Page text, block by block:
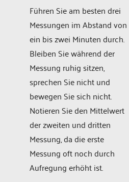
Führen Sie am besten drei
Messungen im Abstand von
ein bis zwei Minuten durch.
Bleiben Sie während der
Messung ruhig sitzen,
sprechen Sie nicht und
bewegen Sie sich nicht.
Notieren Sie den Mittelwert
der zweiten und dritten
Messung, da die erste
Messung oft noch durch
Aufregung erhöht ist.